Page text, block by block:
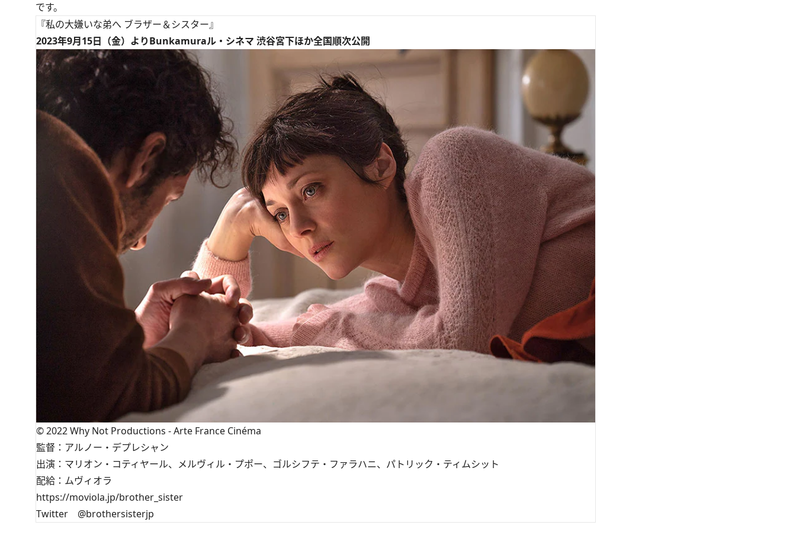
です。
『私の大嫌いな弟へ ブラザー＆シスター』
2023年9月15日（金）よりBunkamuraル・シネマ 渋谷宮下ほか全国順次公開
©︎ 2022 Why Not Productions - Arte France Cinéma
監督：アルノー・デプレシャン
出演：マリオン・コティヤール、メルヴィル・プポー、ゴルシフテ・ファラハニ、パトリック・ティムシット
配給：ムヴィオラ
https://moviola.jp/brother_sister
Twitter @brothersisterjp